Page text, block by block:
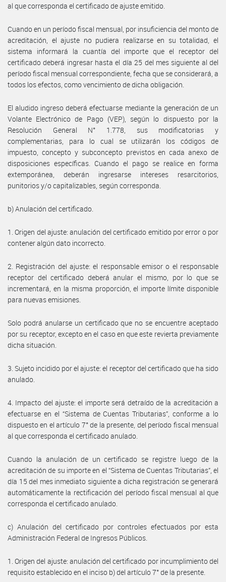
al que corresponda el certificado de ajuste emitido.
Cuando en un período fiscal mensual, por insuficiencia del monto de
acreditación, el ajuste no pudiera realizarse en su totalidad, el
sistema informará la cuantía del importe que el receptor del
certificado deberá ingresar hasta el día 25 del mes siguiente al del
período fiscal mensual correspondiente, fecha que se considerará, a
todos los efectos, como vencimiento de dicha obligación.
El aludido ingreso deberá efectuarse mediante la generación de un
Volante Electrónico de Pago (VEP), según lo dispuesto por la
Resolución General N° 1.778, sus modificatorias y
complementarias, para lo cual se utilizarán los códigos de
impuesto, concepto y subconcepto previstos en cada anexo de
disposiciones específicas. Cuando el pago se realice en forma
extemporánea, deberán ingresarse intereses resarcitorios,
punitorios y/o capitalizables, según corresponda.
b) Anulación del certificado.
1. Origen del ajuste: anulación del certificado emitido por error o por
contener algún dato incorrecto.
2. Registración del ajuste: el responsable emisor o el responsable
receptor del certificado deberá anular el mismo, por lo que se
incrementará, en la misma proporción, el importe límite disponible
para nuevas emisiones.
Solo podrá anularse un certificado que no se encuentre aceptado
por su receptor, excepto en el caso en que este revierta previamente
dicha situación.
3. Sujeto incidido por el ajuste: el receptor del certificado que ha sido
anulado.
4. Impacto del ajuste: el importe será detraído de la acreditación a
efectuarse en el “Sistema de Cuentas Tributarias”, conforme a lo
dispuesto en el artículo 7° de la presente, del período fiscal mensual
al que corresponda el certificado anulado.
Cuando la anulación de un certificado se registre luego de la
acreditación de su importe en el “Sistema de Cuentas Tributarias”, el
día 15 del mes inmediato siguiente a dicha registración se generará
automáticamente la rectificación del período fiscal mensual al que
corresponda el certificado anulado.
c) Anulación del certificado por controles efectuados por esta
Administración Federal de Ingresos Públicos.
1. Origen del ajuste: anulación del certificado por incumplimiento del
requisito establecido en el inciso b) del artículo 7° de la presente.